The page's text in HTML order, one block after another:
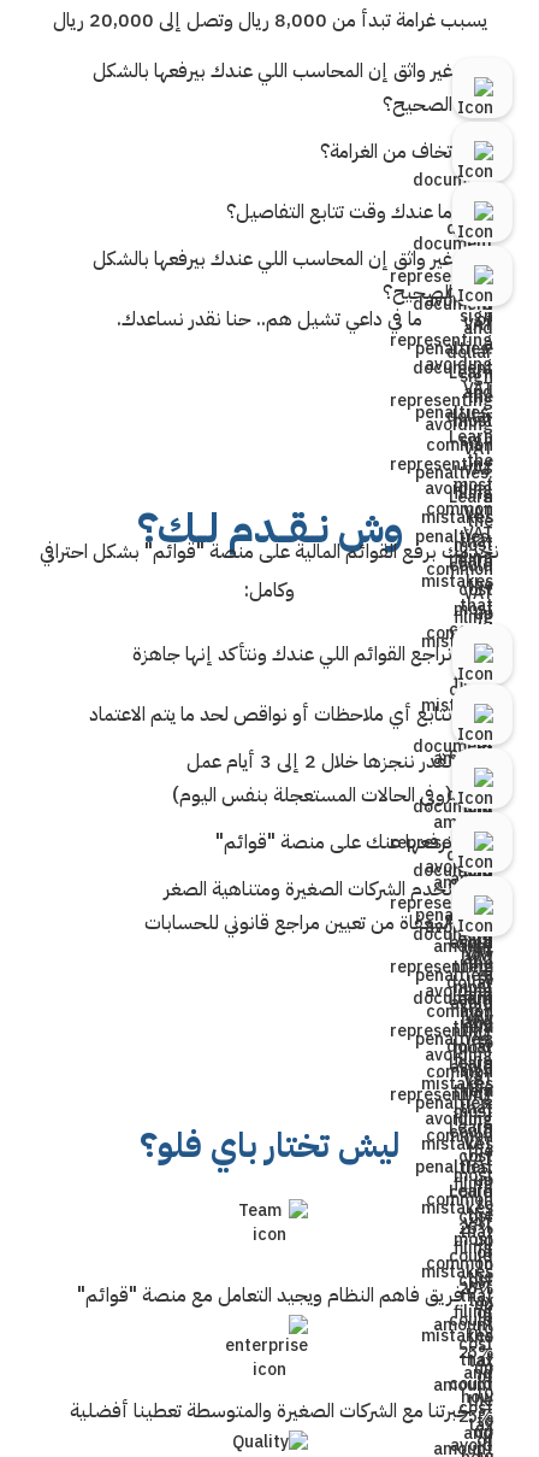
يسبب غرامة تبدأ من 8,000 ريال وتصل إلى 20,000 ريال
غير واثق إن المحاسب اللي عندك بيرفعها بالشكل
الصحيح؟
تخاف من الغرامة؟
ما عندك وقت تتابع التفاصيل؟
غير واثق إن المحاسب اللي عندك بيرفعها بالشكل
الصحيح؟
ما في داعي تشيل هم.. حنا نقدر نساعدك.
وش نــقــدم لــك؟
نخدمك برفع القوائم المالية على منصة "قوائم" بشكل احترافي
وكامل:
نراجع القوائم اللي عندك ونتأكد إنها جاهزة
نتابع أي ملاحظات أو نواقص لحد ما يتم الاعتماد
نقدر ننجزها خلال 2 إلى 3 أيام عمل
(وفي الحالات المستعجلة بنفس اليوم)
نرفعها عنك على منصة "قوائم"
نخدم الشركات الصغيرة ومتناهية الصغر
المعفاة من تعيين مراجع قانوني للحسابات
ليش تختار باي فلو؟
فريق فاهم النظام ويجيد التعامل مع منصة "قوائم"
خبرتنا مع الشركات الصغيرة والمتوسطة تعطينا أفضلية